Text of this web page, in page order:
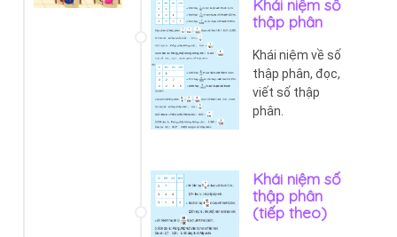
Khái niệm số
thập phân
Khái niệm về số
thập phân, đọc,
viết số thập
phân.
Khái niệm số
thập phân
(tiếp theo)